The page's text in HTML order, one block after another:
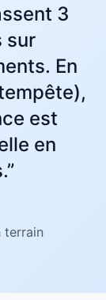
3
sur
En
est
en
terrain